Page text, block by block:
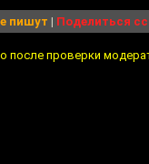
пишут | Поделиться
после проверки